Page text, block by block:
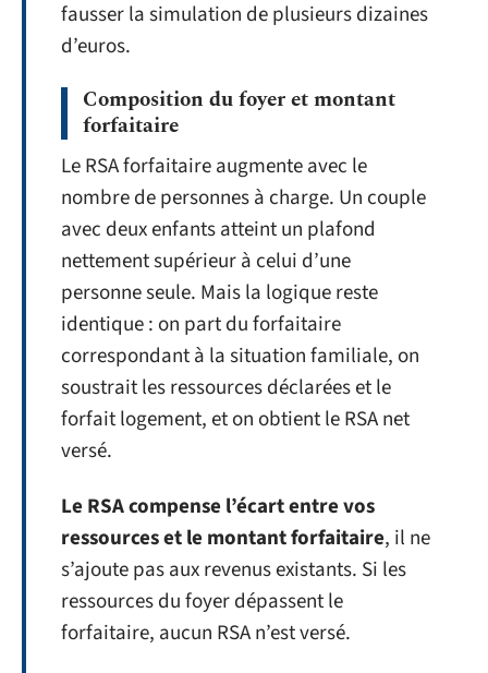
fausser la simulation de plusieurs dizaines
d’euros.
Composition du foyer et montant
forfaitaire
Le RSA forfaitaire augmente avec le
nombre de personnes à charge. Un couple
avec deux enfants atteint un plafond
nettement supérieur à celui d’une
personne seule. Mais la logique reste
identique : on part du forfaitaire
correspondant à la situation familiale, on
soustrait les ressources déclarées et le
forfait logement, et on obtient le RSA net
versé.
Le RSA compense l’écart entre vos
ressources et le montant forfaitaire, il ne
s’ajoute pas aux revenus existants. Si les
ressources du foyer dépassent le
forfaitaire, aucun RSA n’est versé.